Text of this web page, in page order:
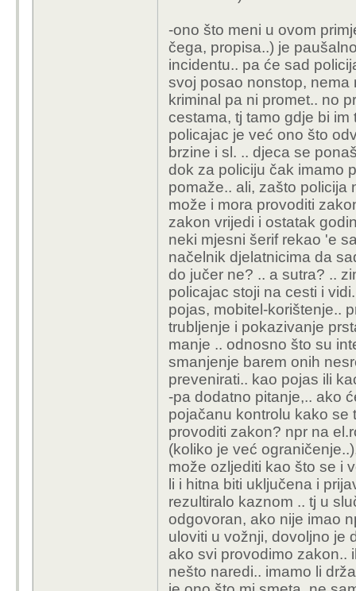
-ono što meni u ovom
čega, propisa..) je
incidentu.. pa će sad
svoj posao nonstop,
kriminal pa ni promet.. no
cestama, tj tamo gdje bi
policajac je već ono što
brzine i sl. .. djeca se
dok za policiju čak imamo
pomaže.. ali, zašto policija
može i mora provoditi
zakon vrijedi i ostatak
neki mjesni šerif rekao 'e
načelnik djelatnicima da
do jučer ne? .. a sutra? ..
policajac stoji na cesti i
pojas, mobitel-korištenje..
trubljenje i pokazivanje
manje .. odnosno što su
smanjenje barem onih
prevenirati.. kao pojas ili
-pa dodatno pitanje,.. ako
pojačanu kontrolu kako se
provoditi zakon? npr na
(koliko je već
može ozljediti kao što se i
li i hitna biti uključena i
rezultiralo kaznom .. tj u
odgovoran, ako nije imao
uloviti u vožnji, dovoljno je
ako svi provodimo zakon..
nešto naredi.. imamo li